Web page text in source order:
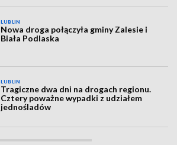
LUBLIN
Nowa droga połączyła gminy Zalesie i
Biała Podlaska
LUBLIN
Tragiczne dwa dni na drogach regionu.
Cztery poważne wypadki z udziałem
jednośladów